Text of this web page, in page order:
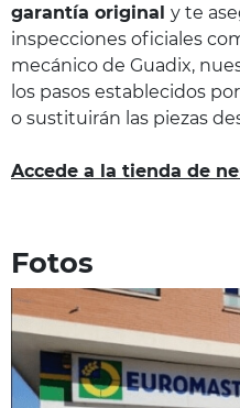
garantía original y te
inspecciones oficiales
mecánico de Guadix,
los pasos establecidos
o sustituirán las piezas
Accede a la tienda de
Fotos